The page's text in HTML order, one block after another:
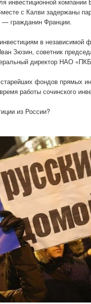
с Калви задержаны
гражданин Франции.
в независимой
Зюзин, советник
директор НАО
фондов прямых
работы сочинского
из России?